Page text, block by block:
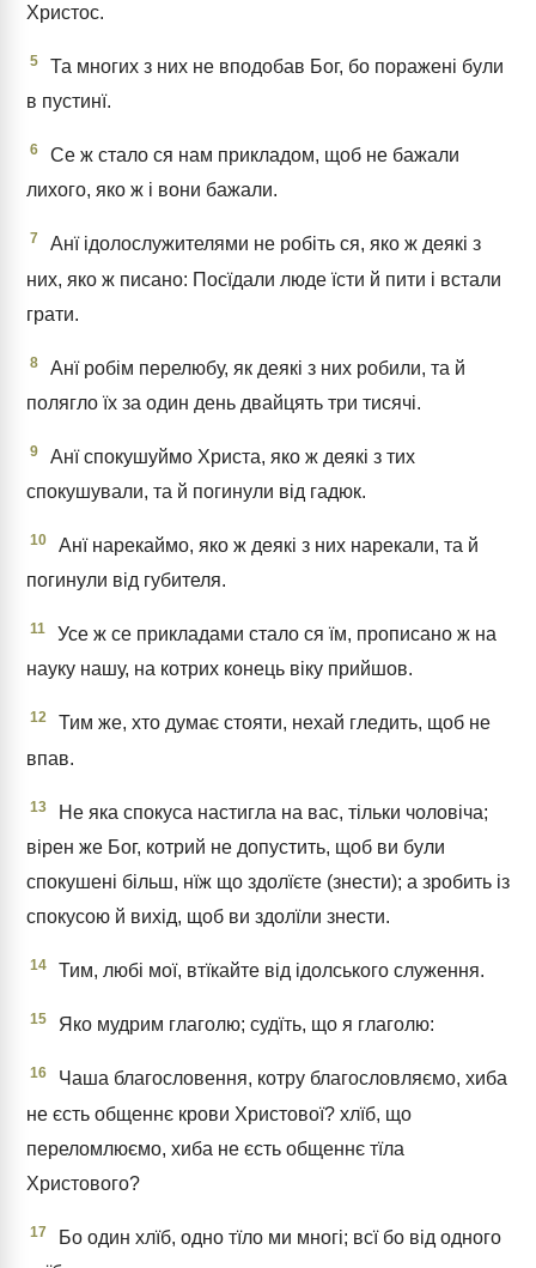
Христос.
5
Та многих з них не вподобав Бог, бо поражені були
в пустинї.
6
Се ж стало ся нам прикладом, щоб не бажали
лихого, яко ж і вони бажали.
7
Анї ідолослужителями не робіть ся, яко ж деякі з
них, яко ж писано: Посїдали люде їсти й пити і встали
грати.
8
Анї робім перелюбу, як деякі з них робили, та й
полягло їх за один день двайцять три тисячі.
9
Анї спокушуймо Христа, яко ж деякі з тих
спокушували, та й погинули від гадюк.
10
Анї нарекаймо, яко ж деякі з них нарекали, та й
погинули від губителя.
11
Усе ж се прикладами стало ся їм, прописано ж на
науку нашу, на котрих конець віку прийшов.
12
Тим же, хто думає стояти, нехай гледить, щоб не
впав.
13
Не яка спокуса настигла на вас, тільки чоловіча;
вірен же Бог, котрий не допустить, щоб ви були
спокушені більш, нїж що здолїєте (знести); а зробить із
спокусою й вихід, щоб ви здолїли знести.
14 Тим, любі мої, втїкайте від ідолського служення.
15 Яко мудрим глаголю; судїть, що я глаголю:
16
Чаша благословення, котру благословляємо, хиба
не єсть общеннє крови Христової? хлїб, що
переломлюємо, хиба не єсть общеннє тїла
Христового?
17
Бо один хлїб, одно тїло ми многі; всї бо від одного